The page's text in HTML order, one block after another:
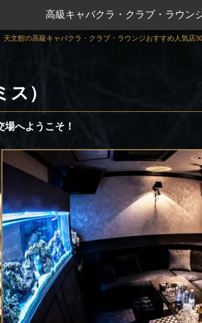
高級キャバクラ・クラブ・ラウン
天文館の高級キャバクラ・クラブ・ラウンジおすすめ人気店30
）
へようこそ！